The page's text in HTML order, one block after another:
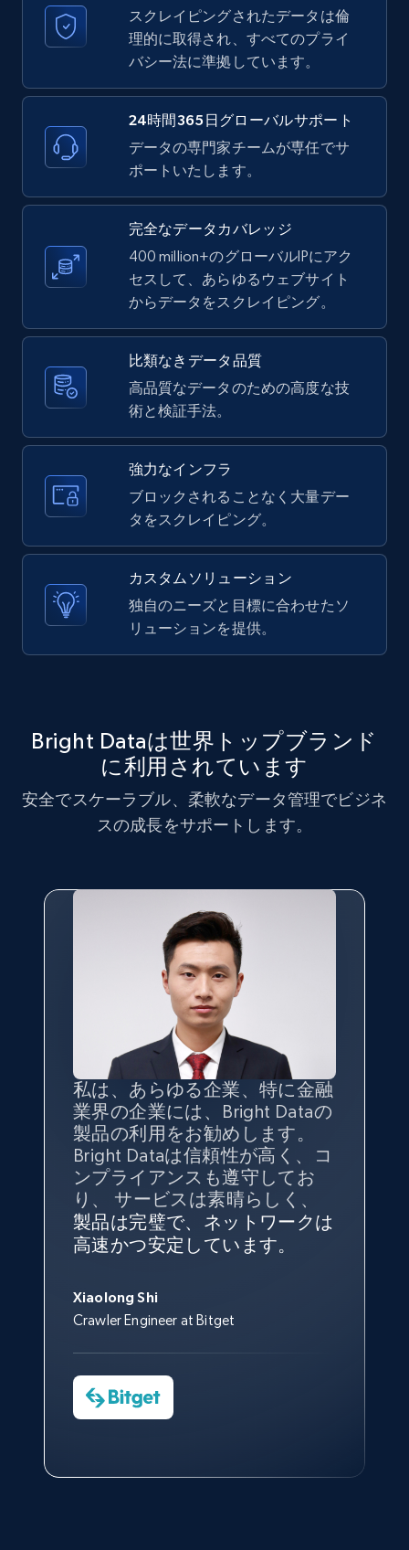
11.3K+ 1.5K+ 無料トライアル
LinkedIn posts - Discover new posts
company URL
URL, ID, User id, Use url, Title, Headline, Post
1.5K+ 無料トライアル
ID, User posted, Name, Description, Date
posted, Photos, URL, Quoted post, and more.
1.2K+
X (formerly Twitter) - Posts - Collecting
posted, Photos, URL, Quoted post, and more.
1.2K+ 無料トライアル
posts by array of profiles
ID, User posted, Name, Description, Date
posted, Photos, URL, Quoted post, and more.
Account id, Nickname, Biography, Awg
engagement rate, Comment engagement rate,
Like engagement rate, Bio link, Predicted lang,
8.3K+ 963+ 無料トライアル
TikTok - Profiles - Discover by search URL
and country
Account id, Nickname, Biography, Awg
engagement rate, Comment engagement rate,
Like engagement rate, Bio link, Predicted lang,
8.3K+ 963+ 無料トライアル
Youtube - Videos posts
スクレイピングされたデータは倫
理的に取得され、すべてのプライ
バシー法に準拠しています。
24時間365日グローバルサポート
データの専門家チームが専任でサ
ポートいたします。
完全なデータカバレッジ
400 million+のグローバルIPにアク
セスして、あらゆるウェブサイト
からデータをスクレイピング。
比類なきデータ品質
高品質なデータのための高度な技
術と検証手法。
強力なインフラ
ブロックされることなく大量デー
タをスクレイピング。
カスタムソリューション
独自のニーズと目標に合わせたソ
リューションを提供。
Bright Dataは世界トップブランド
に利用されています
安全でスケーラブル、柔軟なデータ管理でビジネ
スの成長をサポートします。
私は、あらゆる企業、特に金融
業界の企業には、Bright Dataの
製品の利用をお勧めします。
Bright Dataは信頼性が高く、コ
ンプライアンスも遵守してお
り、 サービスは素晴らしく、
製品は完璧で、ネットワークは
高速かつ安定しています。
Xiaolong Shi
Crawler Engineer at Bitget
インターネットから公開ウェブ
データを収集する機能なしで
は、ブランドがすべての媒体に
向けて紹介されたこと、またそ
の展開先を知りえることはでき
トなしでは急成長を遂げること
はできなかったでしょう。
Data Science Specialist
インターネットから公開ウェブ
データを収集する機能なしで
は、ブランドがすべての媒体に
向けて紹介されたこと、またそ
の展開先を知りえることはでき
ず、また、Bright Dataのサポー
トなしでは急成長を遂げること
はできなかったでしょう。
Sarah Melville
Media Director at YouGov Sport
私の経験から言えば、Bright
Dataのサービスは極めて貴重な
ものでした。Bright Dataのおか
げで、当社のニーズを満たすの
に十分な公開ウェブデータを収
サポートおよび開発スタッフの
おかげで、多くのプロセスを最
Charmagne Cruz
Head of Reporting & Analytics, Business
データの 質 と量を最大限に確
保することが最も重要であり、
そこでBright Dataとtgndataの
組み合わせが威力を発揮しま
す。
George Koutsoudopoulos
CEO at tgndata
今すぐ観る
信頼性に非常に感銘を受けてお
り、Bright Dataには全体的に大
変満足しています。アカウント
マネージャーとは定期的な連絡
ルートがあり、非常に協力的で
Yorgos Panzaris
CTO at Convert Group
Bright Dataとの提携には大変満
足しております。全てが順調
で、ネットワークは非常に 安定
しており、 カスタマーサービス
にも満足しています。 サポート
す。
Cheddi Rai
CEO at AdRetreaver